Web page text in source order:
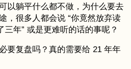
以躺平什么都不做，为什么要去
，很多人都会说 “你竟然放弃读
三年” 或是更难听的话的事呢？
要复盘吗？真的需要给 21 年年